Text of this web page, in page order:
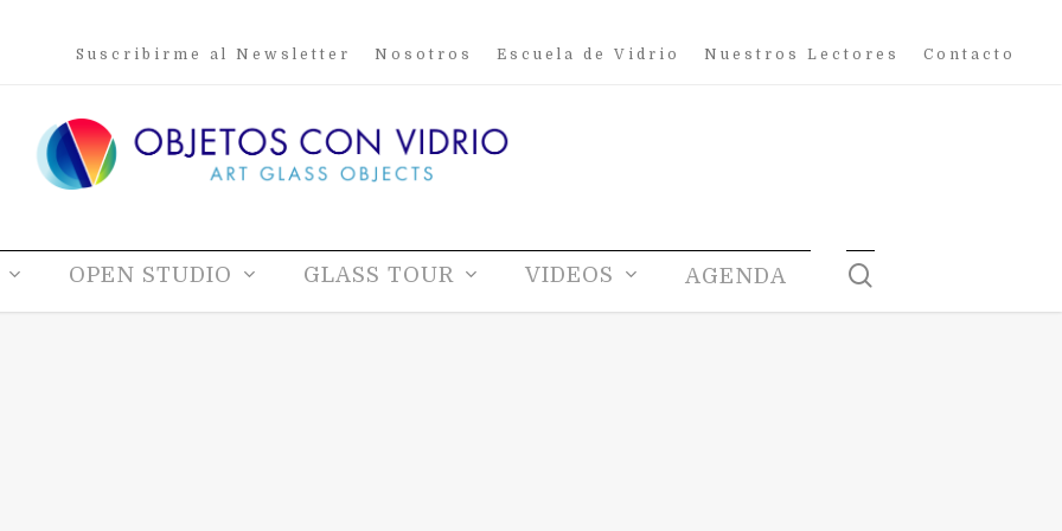
Suscribirme al Newsletter Nosotros Escuela de Vidrio Nuestros Lectores Contacto
OPEN STUDIO GLASS TOUR VIDEOS AGENDA